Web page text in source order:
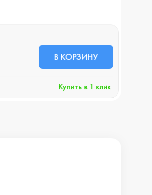
В КОРЗИНУ
Купить в 1 клик